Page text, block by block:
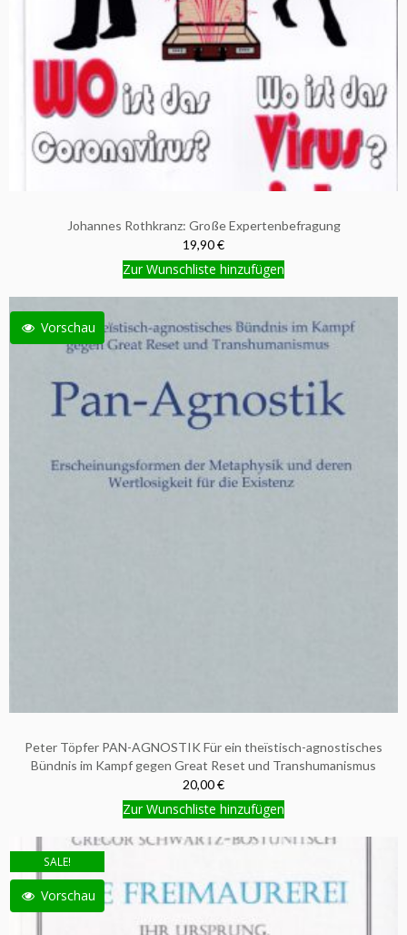
Johannes Rothkranz: Große Expertenbefragung
19,90 €
Zur Wunschliste hinzufügen
Vorschau
Peter Töpfer PAN-AGNOSTIK Für ein theïstisch-agnostisches
Bündnis im Kampf gegen Great Reset und Transhumanismus
20,00 €
Zur Wunschliste hinzufügen
SALE!
Vorschau